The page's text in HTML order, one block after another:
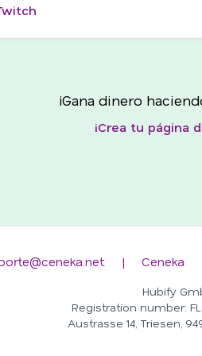
¡Gana dinero
¡Crea tu página
| Ceneka
Hubify
Registration number:
Austrasse 14, Triesen,